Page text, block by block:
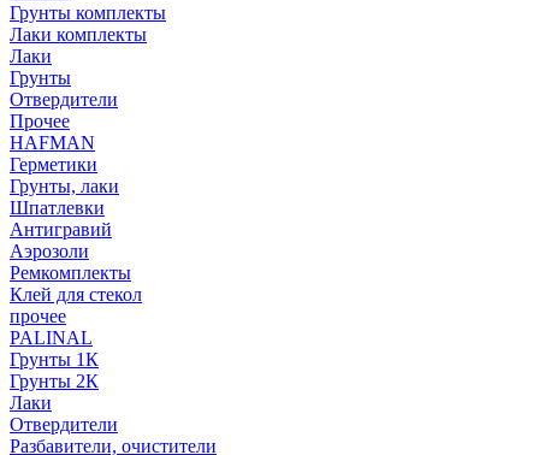
Грунты комплекты
Лаки комплекты
Лаки
Грунты
Отвердители
Прочее
HAFMAN
Герметики
Грунты, лаки
Шпатлевки
Антигравий
Аэрозоли
Ремкомплекты
Клей для стекол
прочее
PALINAL
Грунты 1К
Грунты 2К
Лаки
Отвердители
Разбавители, очистители